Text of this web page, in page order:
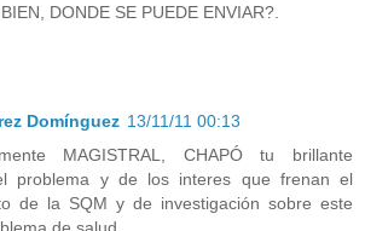
DONDE SE PUEDE ENVIAR?.
Domínguez 13/11/11 00:13
MAGISTRAL, CHAPÓ tu brillante
problema y de los interes que frenan el
de la SQM y de investigación sobre este